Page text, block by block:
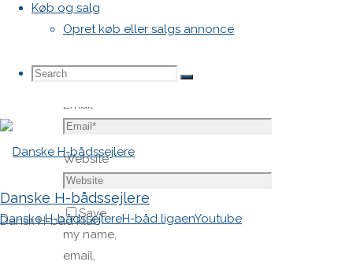
Køb og salg
Opret køb eller salgs annonce
Search
Search
Search
Danske H-bådssejlere
Dansk H-båd klub
Danske H-bådssejlereH-båd ligaenYoutube
Email
Website
Save
my name,
email,